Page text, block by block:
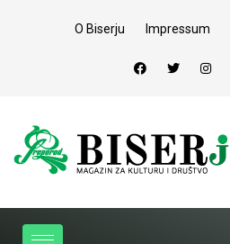
O Biserju Impressum